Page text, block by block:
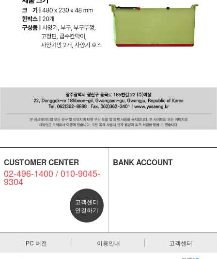
CUSTOMER CENTER
02-496-1400 / 010-9045-
9304
고객센터
연결하기
BANK ACCOUNT
PC 버전 이용안내 고객센터